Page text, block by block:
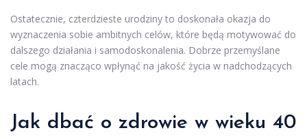
Ostatecznie, czterdzieste urodziny to doskonała okazja do
wyznaczenia sobie ambitnych celów, które będą motywować do
dalszego działania i samodoskonalenia. Dobrze przemyślane
cele mogą znacząco wpłynąć na jakość życia w nadchodzących
latach.
Jak dbać o zdrowie w wieku 40